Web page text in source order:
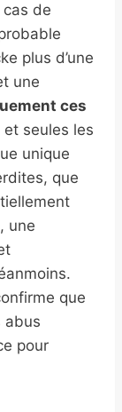
cas de
plus d’une
une
ces
et seules les
unique
que
, une
que
abus
pour